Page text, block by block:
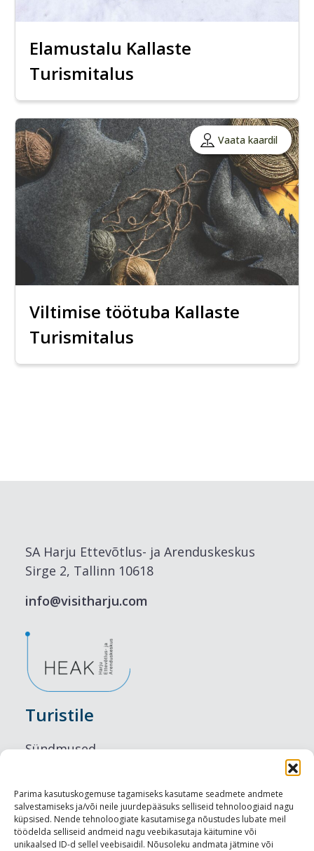
Parima kasutuskogemuse tagamiseks kasutame seadmete andmete
salvestamiseks ja/või neile juurdepääsuks selliseid tehnoloogiaid nagu
küpsised. Nende tehnoloogiate kasutamisega nõustudes lubate meil
töödelda selliseid andmeid nagu veebikasutaja käitumine või
unikaalsed ID-d sellel veebisaidil. Nõusoleku andmata jätmine või
Elamustalu Kallaste
Turismitalus
Vaata kaardil
Viltimise töötuba Kallaste
Turismitalus
SA Harju Ettevõtlus- ja Arenduskeskus
Sirge 2, Tallinn 10618
info@visitharju.com
Turistile
Sündmused
Maitseelamused
Vaatamisväärsused